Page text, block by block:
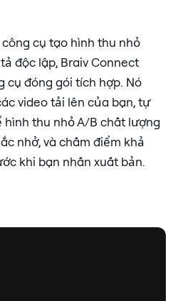
cụ tạo hình thu nhỏ
độc lập, Braiv Connect
cụ đóng gói tích hợp. Nó
video tải lên của bạn, tự
thu nhỏ A/B chất lượng
nhở, và chấm điểm khả
khi bạn nhấn xuất bản.